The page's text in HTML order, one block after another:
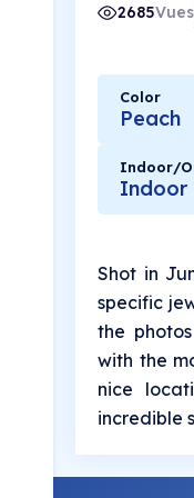
2685Vues
Color
Peach
Indoor/
Indoor
Shot in
specific
the
with the
nice
incredible